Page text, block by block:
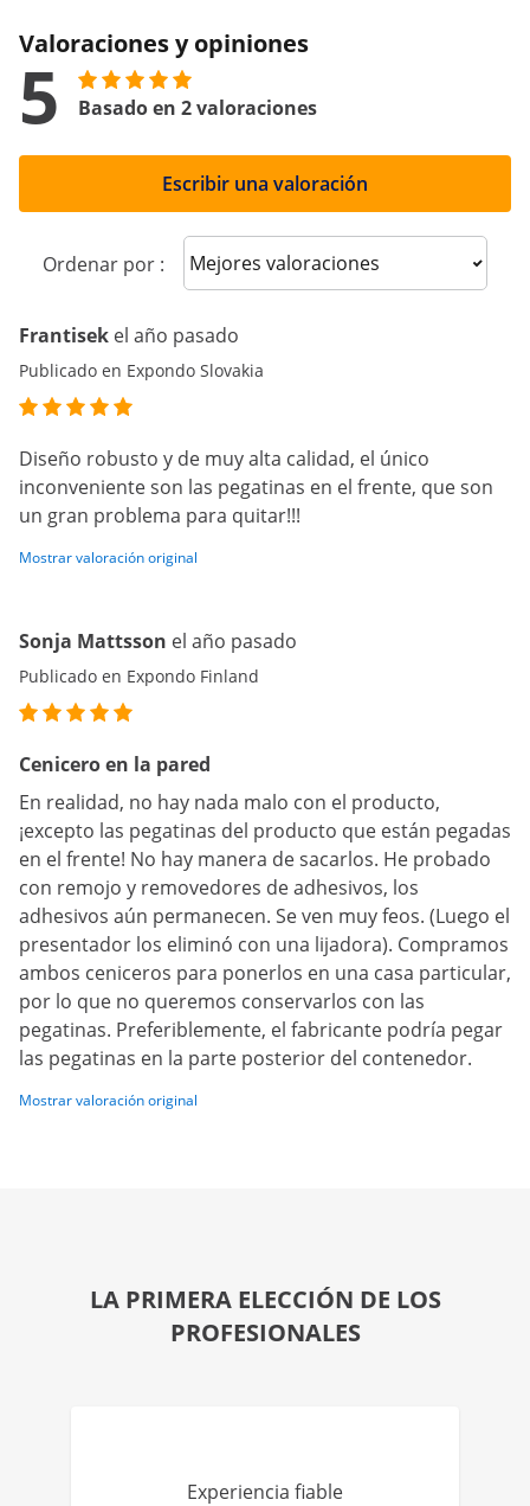
Valoraciones y opiniones
5 Basado en 2 valoraciones
Escribir una valoración
Ordenar por : Sort reviews
Frantisek el año pasado
Publicado en Expondo Slovakia
Diseño robusto y de muy alta calidad, el único
inconveniente son las pegatinas en el frente, que son
un gran problema para quitar!!!
Mostrar valoración original
Sonja Mattsson el año pasado
Publicado en Expondo Finland
Cenicero en la pared
En realidad, no hay nada malo con el producto,
¡excepto las pegatinas del producto que están pegadas
en el frente! No hay manera de sacarlos. He probado
con remojo y removedores de adhesivos, los
adhesivos aún permanecen. Se ven muy feos. (Luego el
presentador los eliminó con una lijadora). Compramos
ambos ceniceros para ponerlos en una casa particular,
por lo que no queremos conservarlos con las
pegatinas. Preferiblemente, el fabricante podría pegar
las pegatinas en la parte posterior del contenedor.
Mostrar valoración original
LA PRIMERA ELECCIÓN DE LOS
PROFESIONALES
Experiencia fiable